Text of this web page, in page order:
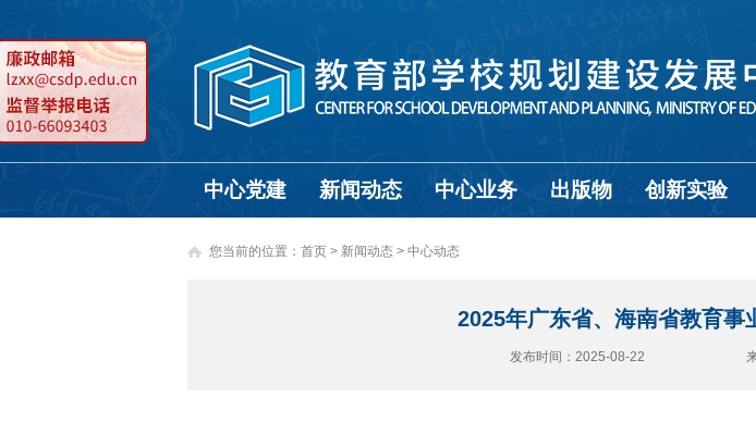
中心党建 新闻动态 中心业务 出版物 创新实验
您当前的位置： 首页 > 新闻动态 > 中心动态
2025年广东省、海南省教育事
发布时间：2025-08-22 来源：